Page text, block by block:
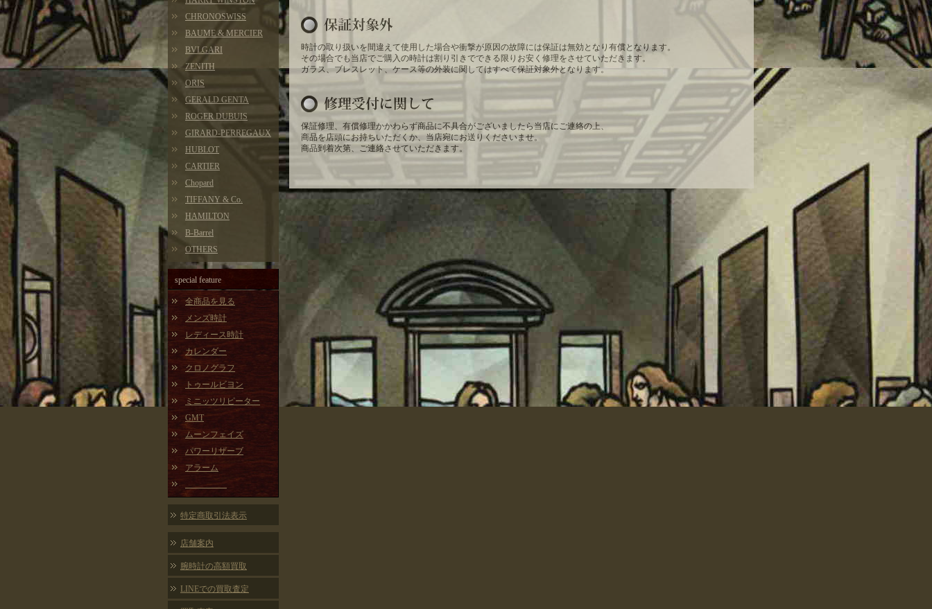
CHRONOSWISS
BAUME & MERCIER
BVLGARI
ZENITH
ORIS
GERALD GENTA
ROGER DUBUIS
GIRARD-PERREGAUX
HUBLOT
CARTIER
Chopard
TIFFANY & Co.
HAMILTON
B-Barrel
OTHERS
special feature
全商品を見る
メンズ時計
レディース時計
カレンダー
クロノグラフ
トゥールビヨン
ミニッツリピーター
GMT
ムーンフェイズ
パワーリザーブ
アラーム
特定商取引法表示
店舗案内
腕時計の高額買取
LINEでの買取査定
時計の取り扱いを間違えて使用した場合や衝撃が原因の故障には保証は無効となり有償となります。
その場合でも当店でご購入の時計は割り引きでできる限りお安く修理をさせていただきます。
ガラス、ブレスレット、ケース等の外装に関してはすべて保証対象外となります。
保証修理、有償修理かかわらず商品に不具合がございましたら当店にご連絡の上、
商品を店頭にお持ちいただくか、当店宛にお送りくださいませ。
商品到着次第、ご連絡させていただきます。